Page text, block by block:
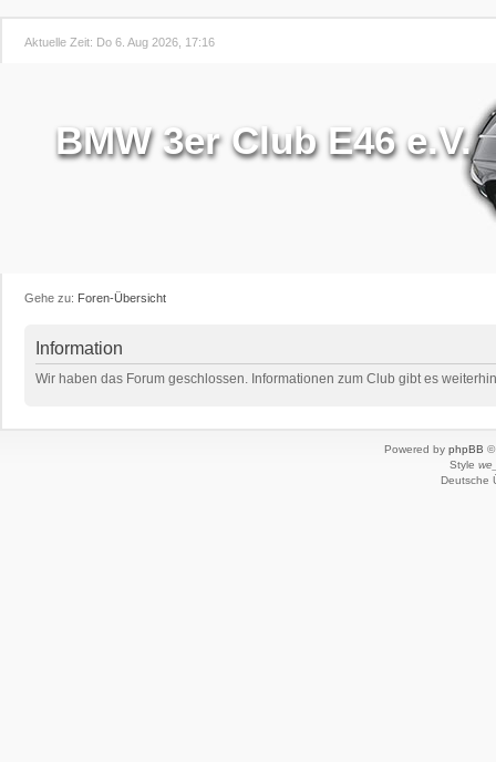
Aktuelle Zeit: Do 6. Aug 2026, 17:16
BMW 3er Club E46 e.V.
Gehe zu: Foren-Übersicht
Information
Wir haben das Forum geschlossen. Informationen zum Club gibt es
Powered by phpBB ©
Style
Deutsche